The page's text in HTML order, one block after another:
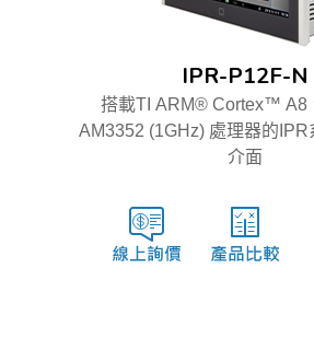
IPR-P12F-N
搭載TI ARM® Cortex™
AM3352 (1GHz) 處理器的IPR
介面